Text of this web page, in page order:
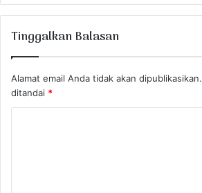
Tinggalkan Balasan
Alamat email Anda tidak akan dipublikasikan.
ditandai *